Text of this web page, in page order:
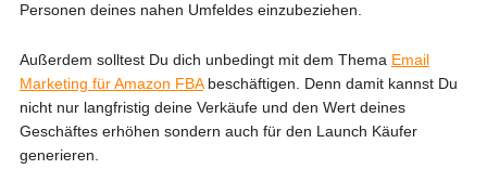
Personen deines nahen Umfeldes einzubeziehen.
Außerdem solltest Du dich unbedingt mit dem Thema Email
Marketing für Amazon FBAbeschäftigen. Denn damit kannst Du
nicht nur langfristig deine Verkäufe und den Wert deines
Geschäftes erhöhen sondern auch für den Launch Käufer
generieren.